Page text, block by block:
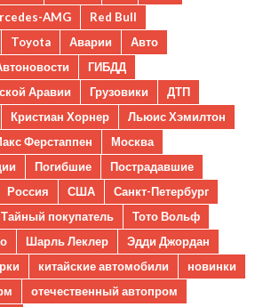
AMG
Red Bull
Toyota Аварии
Авто
ГИБДД
Аравии
Грузовики
ДТП
Кристиан Хорнер
Льюис Хэмилтон
Ферстаппен
Москва
Погибшие
Пострадавшие
Россия США
Санкт-Петербург
Тайный покупатель
Тото Вольф
Шарль Леклер
Эдди Джордан
китайские автомобили
новинки
отечественный автопром